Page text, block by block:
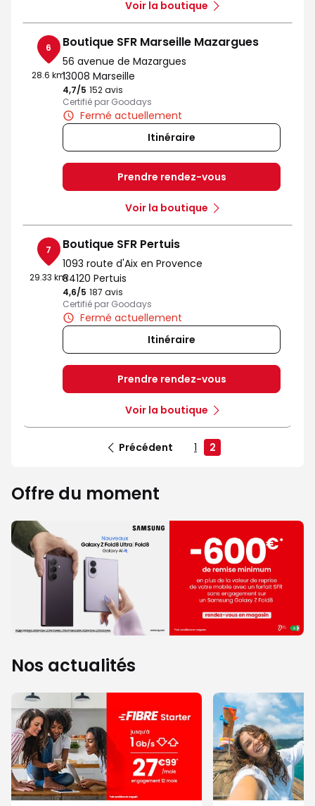
Voir la boutique
6
28.6 km
Boutique SFR Marseille Mazargues
56 avenue de Mazargues
13008 Marseille
4,7/5 Note de 4.7 sur 5
152 avis
Certifié par Goodays
Fermé actuellement
Itinéraire
Prendre rendez-vous
Voir la boutique
7
29.33 km
Boutique SFR Pertuis
1093 route d'Aix en Provence
84120 Pertuis
4,6/5 Note de 4.6 sur 5
187 avis
Certifié par Goodays
Fermé actuellement
Itinéraire
Prendre rendez-vous
Voir la boutique
Précédent 1 2
Offre du moment
Nos actualités